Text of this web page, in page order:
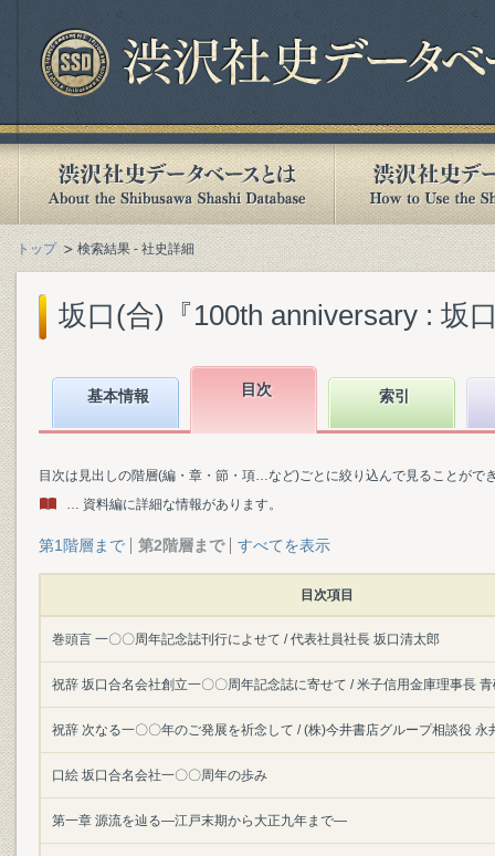
トップ 検索結果 - 社史詳細
坂口(合)『100th anniversary : 坂
基本情報 目次 索引
目次は見出しの階層(編・章・節・項…など)ごとに絞り込んで見ることがで
… 資料編に詳細な情報があります。
第1階層まで 第2階層まで すべてを表示
目次項目
巻頭言 一〇〇周年記念誌刊行によせて / 代表社員社長 坂口清太郎
祝辞 坂口合名会社創立一〇〇周年記念誌に寄せて / 米子信用金庫理事長
祝辞 次なる一〇〇年のご発展を祈念して / (株)今井書店グループ相談役 永
口絵 坂口合名会社一〇〇周年の歩み
第一章 源流を辿る―江戸末期から大正九年まで―